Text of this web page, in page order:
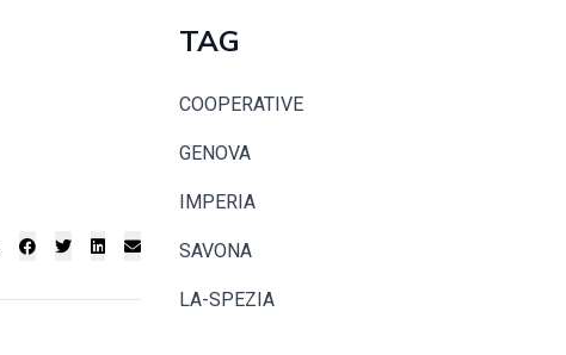
TAG
COOPERATIVE
GENOVA
IMPERIA
SAVONA
LA-SPEZIA